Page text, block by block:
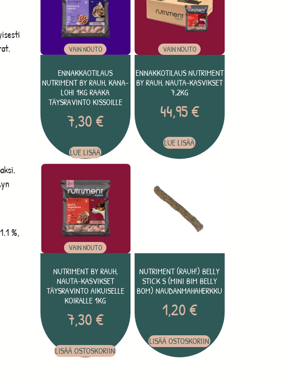
VAIN NOUTO
ENNAKKAOTILAUS
NUTRIMENT BY RAUH, KANA-
LOHI 1KG RAAKA
TÄYSRAVINTO KISSOILLE
7,30€
LUE LISÄÄ
VAIN NOUTO
ENNAKKOTILAUS NUTRIMENT
BY RAUH, NAUTA-KASVIKSET
7,2KG
44,95€
LUE LISÄÄ
VAIN NOUTO
NUTRIMENT BY RAUH,
NAUTA-KASVIKSET
TÄYSRAVINTO AIKUISELLE
KOIRALLE 1KG
7,30€
LISÄÄ OSTOSKORIIN
NUTRIMENT (RAUH!) BELLY
STICK S (MINI BIM BELLY
BOM) NAUDANMAHAHERKKU
1,20€
LISÄÄ OSTOSKORIIN
%,